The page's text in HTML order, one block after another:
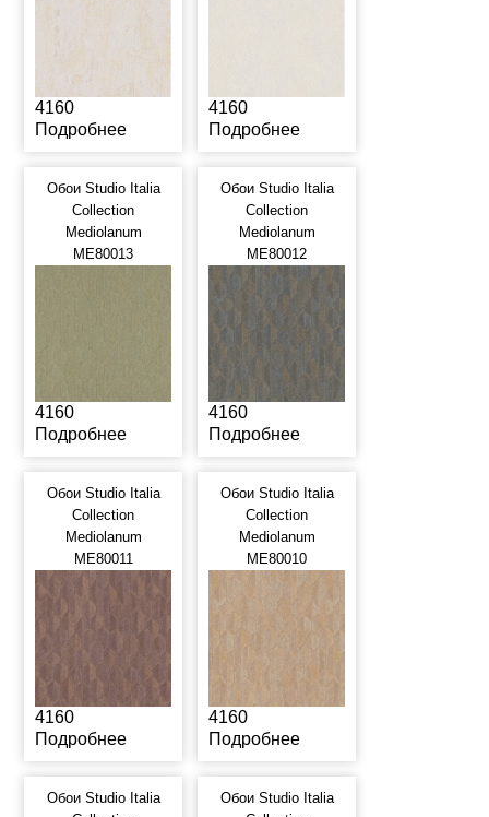
4160
Подробнее
4160
Подробнее
Обои Studio Italia
Collection
Mediolanum
ME80013
4160
Подробнее
Обои Studio Italia
Collection
Mediolanum
ME80012
4160
Подробнее
Обои Studio Italia
Collection
Mediolanum
ME80011
4160
Подробнее
Обои Studio Italia
Collection
Mediolanum
ME80010
4160
Подробнее
Обои Studio Italia
Обои Studio Italia